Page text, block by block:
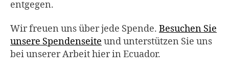
entgegen.
Wir freuen uns über jede Spende. Besuchen Sie
unsere Spendenseite und unterstützen Sie uns
bei unserer Arbeit hier in Ecuador.